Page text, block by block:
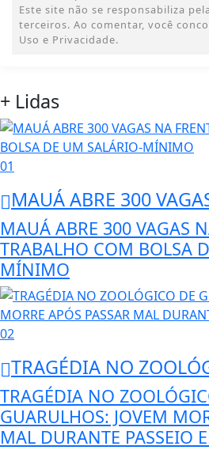
Este site não se responsabiliza
terceiros. Ao comentar, você
Uso e Privacidade.
+ Lidas
01
MAUÁ ABRE 300
MAUÁ ABRE 300 VAGAS
TRABALHO COM BOLSA
MÍNIMO
02
TRAGÉDIA NO
TRAGÉDIA NO
GUARULHOS: JOVEM
MAL DURANTE PASSEIO